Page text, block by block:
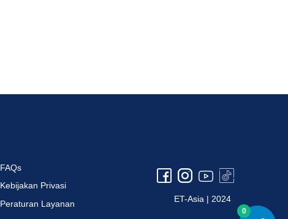
FAQs
Kebijakan Privasi
Peraturan Layanan
ET-Asia | 2024
0